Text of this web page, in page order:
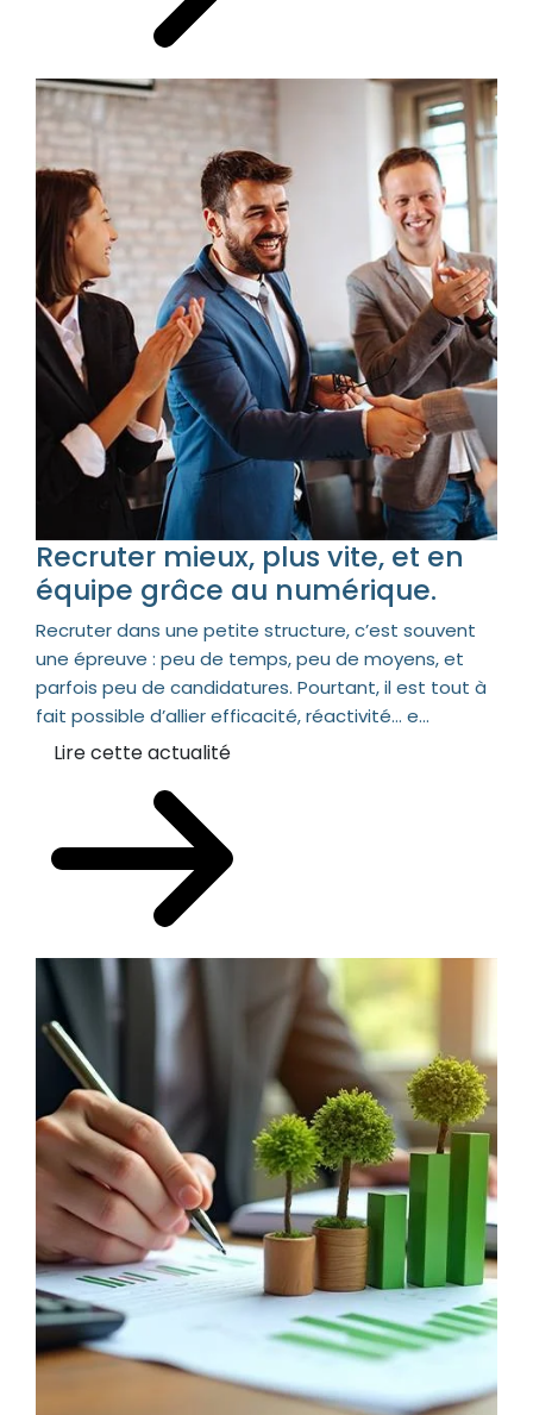
Recruter mieux, plus vite, et en
équipe grâce au numérique.
Recruter dans une petite structure, c’est souvent
une épreuve : peu de temps, peu de moyens, et
parfois peu de candidatures. Pourtant, il est tout à
fait possible d’allier efficacité, réactivité… e...
Lire cette actualité